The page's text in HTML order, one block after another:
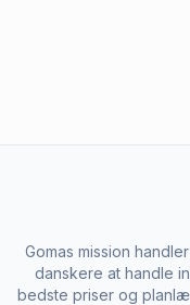
Gomas mission
danskere at handle
bedste priser og